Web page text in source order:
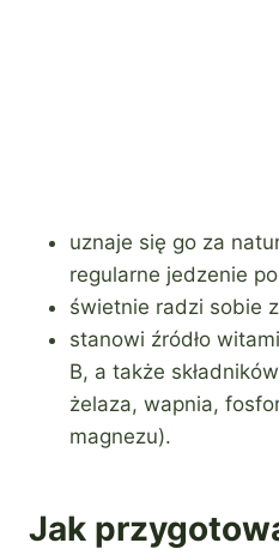
uznaje się go za
regularne jedzenie
świetnie radzi sobie
stanowi źródło
B, a także
żelaza, wapnia,
magnezu).
Jak